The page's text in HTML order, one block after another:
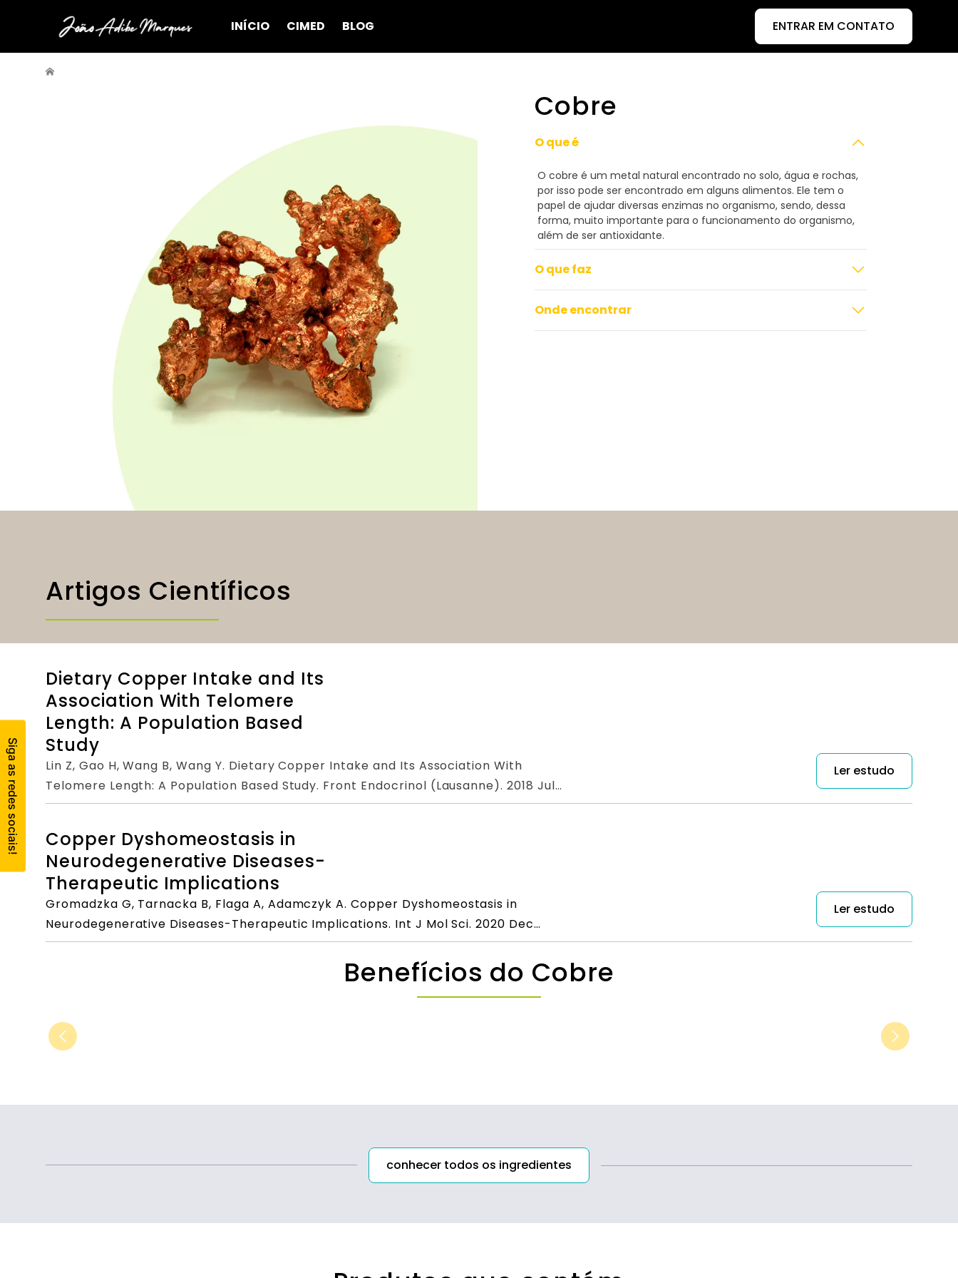
INÍCIO CIMED BLOG ENTRAR EM CONTATO
Cobre
O que é
O cobre é um metal natural encontrado no solo, água e rochas,
por isso pode ser encontrado em alguns alimentos. Ele tem o
papel de ajudar diversas enzimas no organismo, sendo, dessa
forma, muito importante para o funcionamento do organismo,
além de ser antioxidante.
O que faz
Onde encontrar
Artigos Científicos
Dietary Copper Intake and Its
Association With Telomere
Length: A Population Based
Study
Lin Z, Gao H, Wang B, Wang Y. Dietary Copper Intake and Its Association With
Telomere Length: A Population Based Study. Front Endocrinol (Lausanne). 2018 Jul
30;9:404. doi: 10.3389/fendo.2018.00404. PMID: 30105003; PMCID: PMC6077216.
Ler estudo
Copper Dyshomeostasis in
Neurodegenerative Diseases-
Therapeutic Implications
Gromadzka G, Tarnacka B, Flaga A, Adamczyk A. Copper Dyshomeostasis in
Neurodegenerative Diseases-Therapeutic Implications. Int J Mol Sci. 2020 Dec
4;21(23):9259. doi: 10.3390/ijms21239259. PMID: 33291628; PMCID: PMC7730516.
Ler estudo
Benefícios do Cobre
conhecer todos os ingredientes